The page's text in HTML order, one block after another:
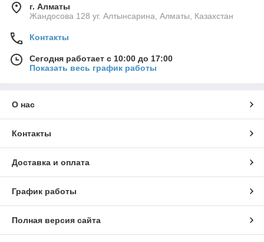
г. Алматы
Жандосова 128 уг. Алтынсарина, Алматы, Казахстан
Контакты
Сегодня работает с 10:00 до 17:00
Показать весь график работы
О нас
Контакты
Доставка и оплата
График работы
Полная версия сайта